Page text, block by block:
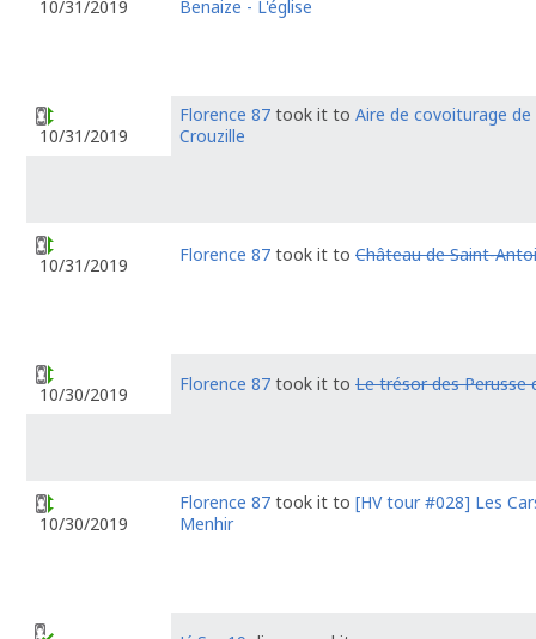
10/31/2019
Benaize - L'église
10/31/2019
Florence 87 took it to Aire de covoiturage de
Crouzille
10/31/2019 Florence 87 took it to Château de Saint-
10/30/2019 Florence 87 took it to Le trésor des Perusse
10/30/2019
Florence 87 took it to [HV tour #028] Les
Menhir